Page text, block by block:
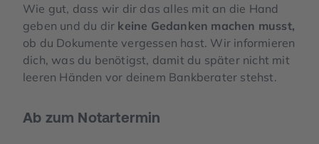
Wie gut, dass wir dir das alles mit an die Hand
geben und du dir keine Gedanken machen musst,
ob du Dokumente vergessen hast. Wir informieren
dich, was du benötigst, damit du später nicht mit
leeren Händen vor deinem Bankberater stehst.
Ab zum Notartermin